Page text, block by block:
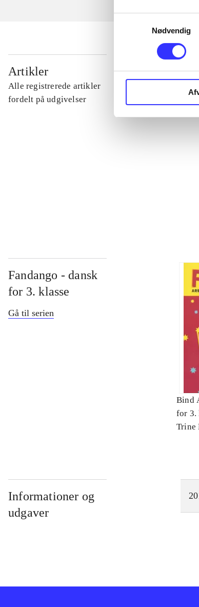
Nødvendig
Artikler
Alle registrerede artikler
fordelt på udgivelser
Fandango - dansk
for 3. klasse
Gå til serien
Bind
for 3.
Trine
Informationer og
udgaver